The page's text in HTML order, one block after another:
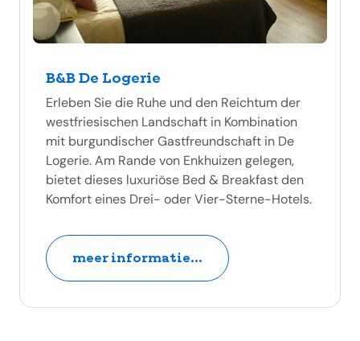
B&B De Logerie
Erleben Sie die Ruhe und den Reichtum der
westfriesischen Landschaft in Kombination
mit burgundischer Gastfreundschaft in De
Logerie. Am Rande von Enkhuizen gelegen,
bietet dieses luxuriöse Bed & Breakfast den
Komfort eines Drei- oder Vier-Sterne-Hotels.
meer informatie...